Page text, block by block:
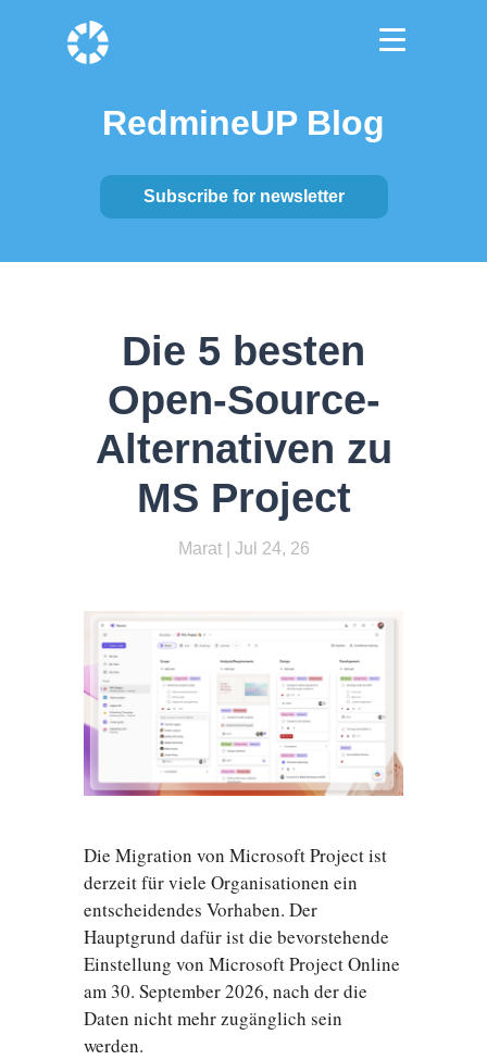
RedmineUP Blog
Subscribe for newsletter
Die 5 besten
Open-Source-
Alternativen zu
MS Project
Marat| Jul 24, 26
Die Migration von Microsoft Project ist
derzeit für viele Organisationen ein
entscheidendes Vorhaben. Der
Hauptgrund dafür ist die bevorstehende
Einstellung von Microsoft Project Online
am 30. September 2026, nach der die
Daten nicht mehr zugänglich sein
werden.